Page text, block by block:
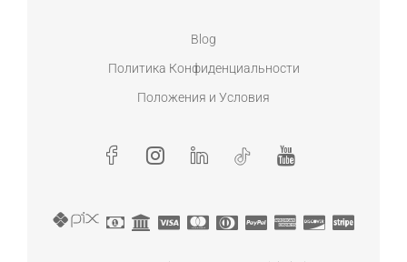
Blog
Политика Конфиденциальности
Положения и Условия